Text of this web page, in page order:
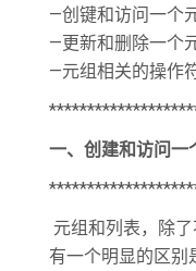
—创键和访问一个
—更新和删除一个
—元组相关的操作
一、创建和访问一
元组和列表，除
有一个明显的区别